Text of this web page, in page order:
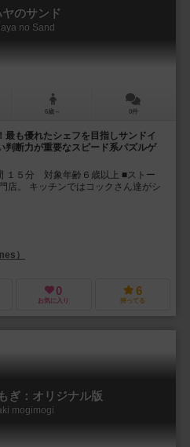
のサンド
no Sand
6歳～ 0件
最も優れたシェフを目指しサンドイ
判断力が重要なスピード系パズルゲ
１５分 対象年齢６歳以上 ■ストー
店。 キッチンではコックさん達がシ
）
0
お気に入り
6
持ってる
ぎ：オリジナル版
mogimogi